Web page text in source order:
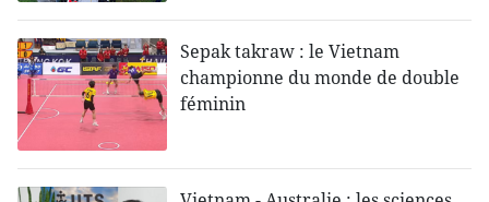
Sepak takraw : le Vietnam
championne du monde de double
féminin